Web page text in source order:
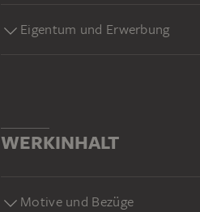
Eigentum und Erwerbung
WERKINHALT
Motive und Bezüge